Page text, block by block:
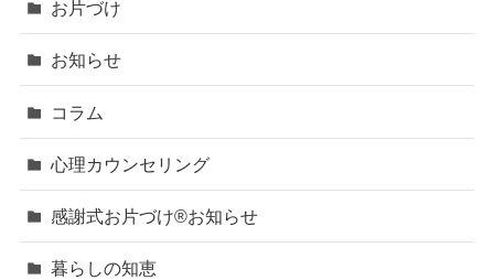
お片づけ
お知らせ
コラム
心理カウンセリング
感謝式お片づけ®お知らせ
暮らしの知恵